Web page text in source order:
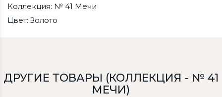
Коллекция: № 41 Мечи
Цвет: Золото
ДРУГИЕ ТОВАРЫ (КОЛЛЕКЦИЯ - № 41
МЕЧИ)